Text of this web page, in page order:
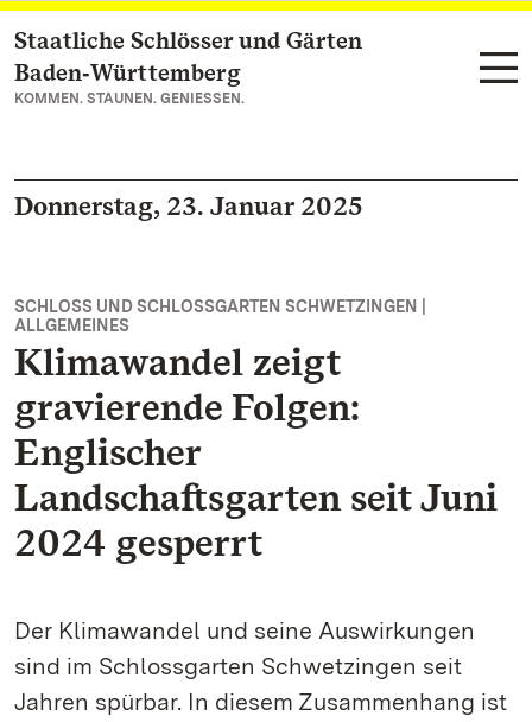
Zum Hauptinhalt springen
Staatliche Schlösser und Gärten
Baden‑Württemberg
KOMMEN. STAUNEN. GENIESSEN.
Donnerstag, 23. Januar 2025
SCHLOSS UND SCHLOSSGARTEN SCHWETZINGEN |
ALLGEMEINES
Klimawandel zeigt
gravierende Folgen:
Englischer
Landschaftsgarten seit Juni
2024 gesperrt
Der Klimawandel und seine Auswirkungen
sind im Schlossgarten Schwetzingen seit
Jahren spürbar. In diesem Zusammenhang ist